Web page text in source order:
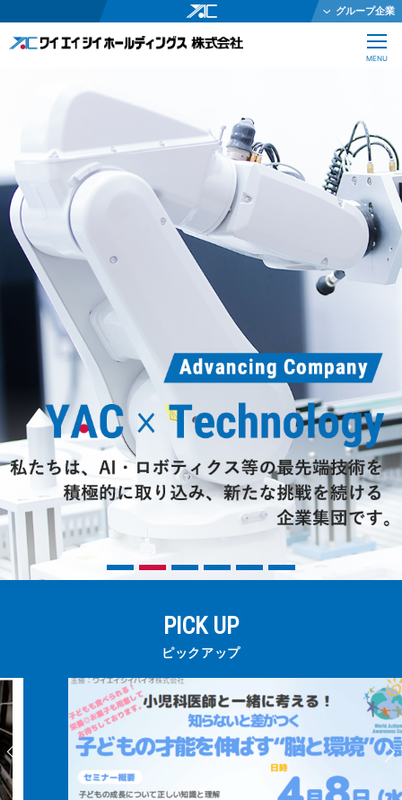
CLOSE
MENU
PICK UP
ピックアップ
グループ企業
ワイエイシイホールディングス株式会社
株式会社ワイエイシイダステック
ワイエイシイビーム株式会社
ワイエイシイエレックス株式会社
ワイエイシイバイオ株式会社
YAC Systems Singapore Pte Ltd
大倉電気株式会社
株式会社ワイエイシイデンコー
ワイエイシイマシナリー株式会社
JEインターナショナル株式会社
株式会社テクノオプティス
三和電気計器株式会社